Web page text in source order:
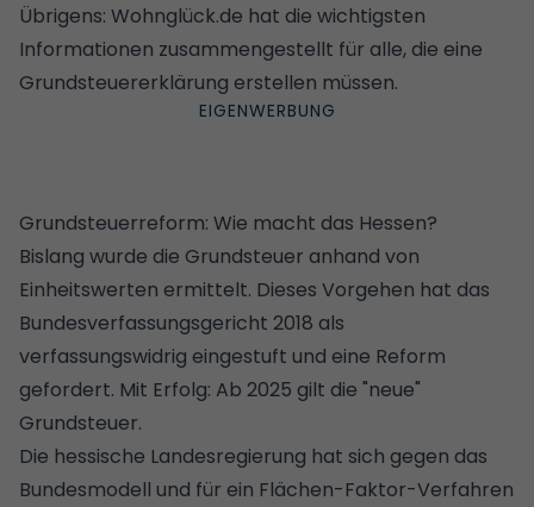
Übrigens: Wohnglück.de hat die wichtigsten
Informationen zusammengestellt für alle, die eine
Grundsteuererklärung erstellen müssen.
Grundsteuerreform: Wie macht das Hessen?
Bislang wurde die Grundsteuer anhand von
Einheitswerten ermittelt. Dieses Vorgehen hat das
Bundesverfassungsgericht 2018 als
verfassungswidrig eingestuft und eine Reform
gefordert. Mit Erfolg: Ab 2025 gilt die "neue"
Grundsteuer.
Die hessische Landesregierung hat sich gegen das
Bundesmodell und für ein Flächen-Faktor-Verfahren